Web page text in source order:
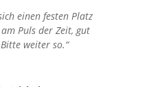
einen festen Platz
Puls der Zeit, gut
weiter so.“